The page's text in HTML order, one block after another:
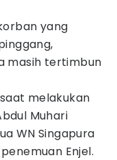
yang
masih tertimbun
melakukan
Muhari
WN Singapura
Enjel.